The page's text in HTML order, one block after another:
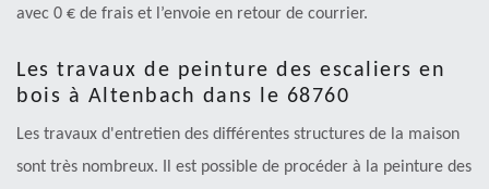
avec 0 € de frais et l’envoie en retour de courrier.
Les travaux de peinture des escaliers en
bois à Altenbach dans le 68760
Les travaux d'entretien des différentes structures de la maison
sont très nombreux. Il est possible de procéder à la peinture des